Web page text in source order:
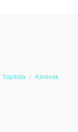
Toplista Kérések